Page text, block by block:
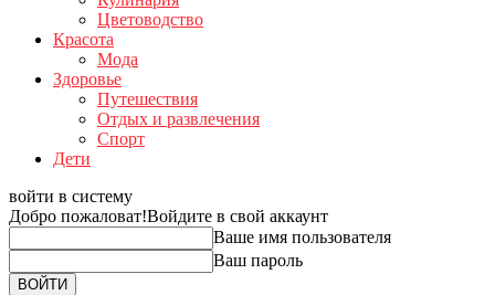
Цветоводство
Красота
Мода
Здоровье
Путешествия
Отдых и развлечения
Спорт
Дети
войти в систему
Добро пожаловат!Войдите в свой аккаунт
Ваше имя пользователя
Ваш пароль